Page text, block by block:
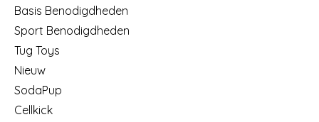
Basis Benodigdheden
Sport Benodigdheden
Tug Toys
Nieuw
SodaPup
Cellkick